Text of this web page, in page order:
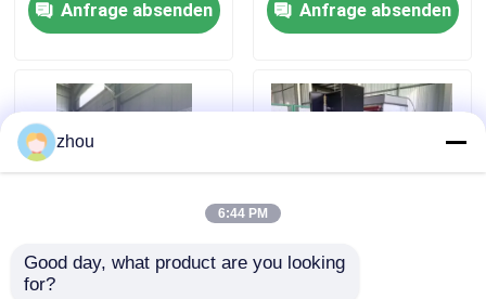
Qualitätskontrolle
Treten Sie mit uns in Verbindung
Nachrichten
Fordern Sie ein Zitat
Anfrage absenden
Anfrage absenden
Class-0 27.5KW, stiller
zhou
6:44 PM
Good day, what product are you looking
for?